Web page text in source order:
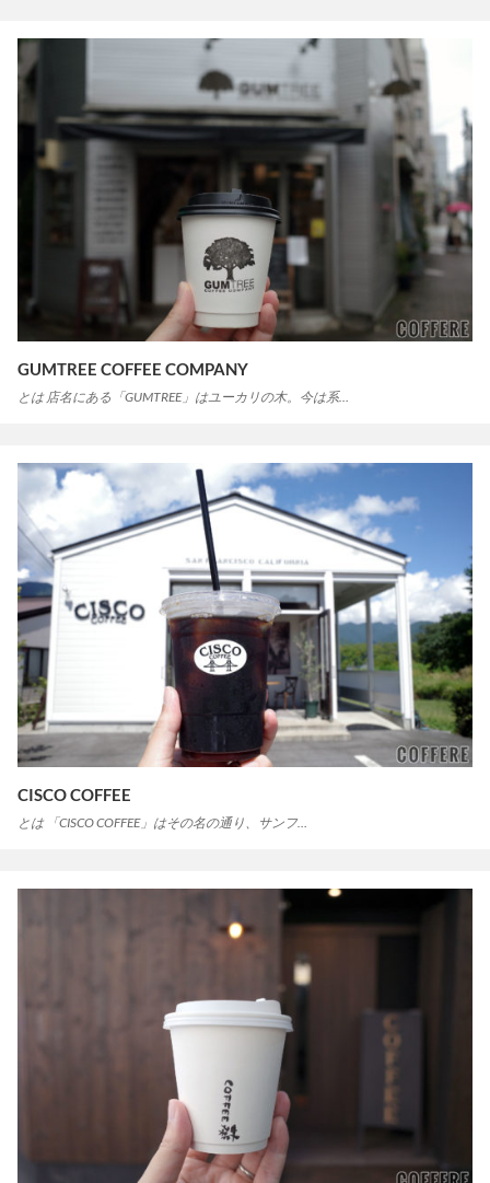
GUMTREE COFFEE COMPANY
とは 店名にある「GUMTREE」はユーカリの木。今は系…
CISCO COFFEE
とは 「CISCO COFFEE」はその名の通り、サンフ…